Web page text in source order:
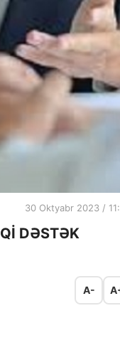
30 Oktyabr 2023 /
DƏSTƏK
A-